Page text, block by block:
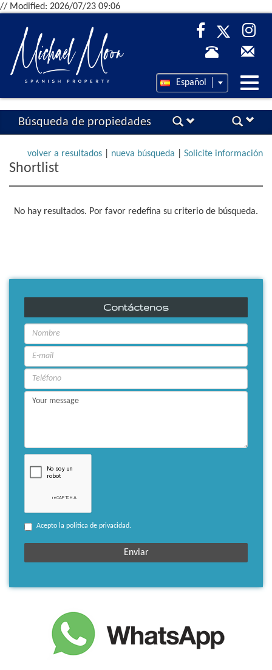
// Modified: 2026/07/23 09:06
Español
Búsqueda de propiedades
volver a resultados nueva búsqueda Solicite información
Shortlist
No hay resultados. Por favor redefina su criterio de búsqueda.
Contáctenos
Acepto la política de privacidad.